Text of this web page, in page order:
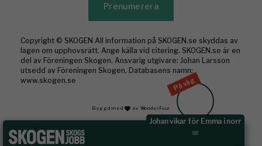
På väg
Johan vikar för Emma i norr
Prenumerera
Copyright © SKOGEN All information på SKOGEN.se skyddas av
lagen om upphovsrätt. Ange källa vid citering. SKOGEN.se är en
del av Föreningen Skogen. Ansvarig utgivare: Johan Larsson
utsedd av Föreningen Skogen. Databasens namn:
www.skogen.se
Byggd med av WonderFour